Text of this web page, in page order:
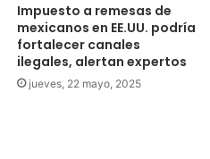
Impuesto a remesas de
mexicanos en EE.UU. podría
fortalecer canales
ilegales, alertan expertos
jueves, 22 mayo, 2025